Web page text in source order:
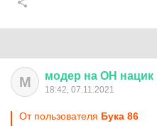
М модер на ОН нацик
18:42, 07.11.2021
От пользователя Бука 86